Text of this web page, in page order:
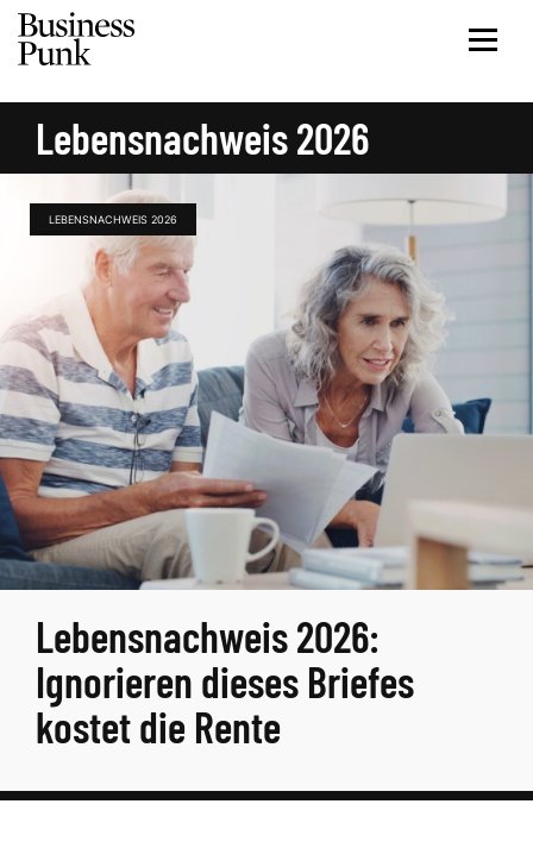
Lebensnachweis 2026
LEBENSNACHWEIS 2026
Lebensnachweis 2026:
Ignorieren dieses Briefes
kostet die Rente